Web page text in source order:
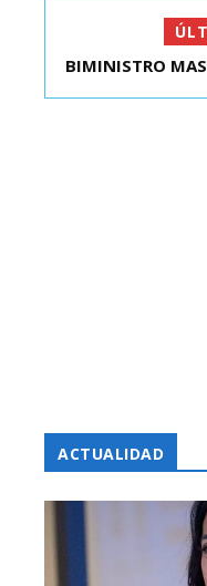
KAST SE REUNIÓ
BIMINISTRO MAS
ACTUALIDAD